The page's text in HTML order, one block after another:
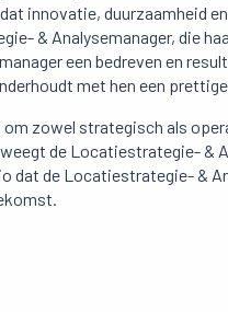
innovatie, duurzaamheid
& Analysemanager, die
een bedreven en
met hen een
zowel strategisch als
de Locatiestrategie-
de Locatiestrategie- &